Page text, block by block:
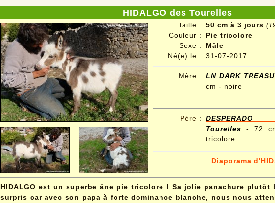
HIDALGO des Tourelles
Taille :
Couleur :
Sexe :
Né(e) le :
50 cm à 3 jours
Pie tricolore
Mâle
31-07-2017
Mère : LN DARK
cm - noire
Père :
Tourelles - 72
tricolore
Diaporama
HIDALGO est un superbe âne pie tricolore ! Sa jolie panachure plutôt
surpris car avec son papa à forte dominance blanche, nous nous